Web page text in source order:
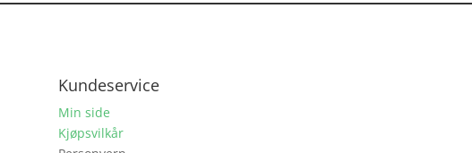
Kundeservice
Min side
Kjøpsvilkår